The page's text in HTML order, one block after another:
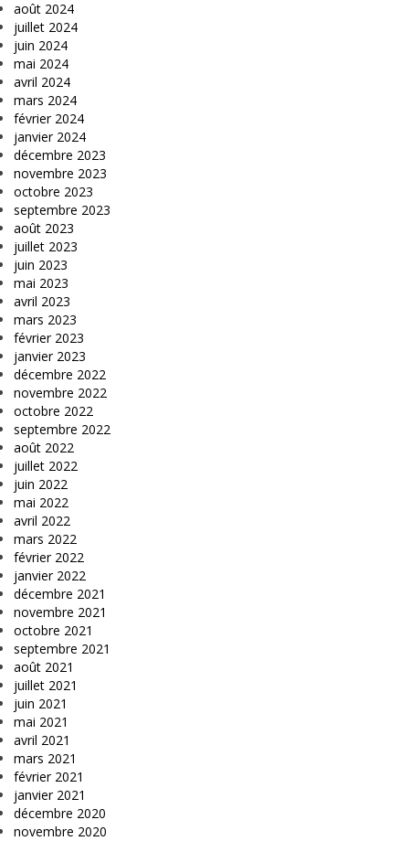
août 2024
juillet 2024
juin 2024
mai 2024
avril 2024
mars 2024
février 2024
janvier 2024
décembre 2023
novembre 2023
octobre 2023
septembre 2023
août 2023
juillet 2023
juin 2023
mai 2023
avril 2023
mars 2023
février 2023
janvier 2023
décembre 2022
novembre 2022
octobre 2022
septembre 2022
août 2022
juillet 2022
juin 2022
mai 2022
avril 2022
mars 2022
février 2022
janvier 2022
décembre 2021
novembre 2021
octobre 2021
septembre 2021
août 2021
juillet 2021
juin 2021
mai 2021
avril 2021
mars 2021
février 2021
janvier 2021
décembre 2020
novembre 2020